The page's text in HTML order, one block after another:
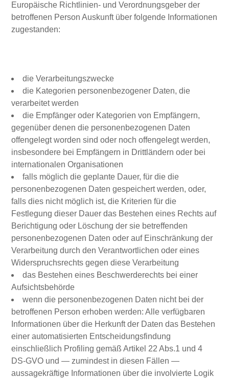
Europäische Richtlinien- und Verordnungsgeber der
betroffenen Person Auskunft über folgende Informationen
zugestanden:
die Verarbeitungszwecke
die Kategorien personenbezogener Daten, die
verarbeitet werden
die Empfänger oder Kategorien von Empfängern,
gegenüber denen die personenbezogenen Daten
offengelegt worden sind oder noch offengelegt werden,
insbesondere bei Empfängern in Drittländern oder bei
internationalen Organisationen
falls möglich die geplante Dauer, für die die
personenbezogenen Daten gespeichert werden, oder,
falls dies nicht möglich ist, die Kriterien für die
Festlegung dieser Dauer das Bestehen eines Rechts auf
Berichtigung oder Löschung der sie betreffenden
personenbezogenen Daten oder auf Einschränkung der
Verarbeitung durch den Verantwortlichen oder eines
Widerspruchsrechts gegen diese Verarbeitung
das Bestehen eines Beschwerderechts bei einer
Aufsichtsbehörde
wenn die personenbezogenen Daten nicht bei der
betroffenen Person erhoben werden: Alle verfügbaren
Informationen über die Herkunft der Daten das Bestehen
einer automatisierten Entscheidungsfindung
einschließlich Profiling gemäß Artikel 22 Abs.1 und 4
DS-GVO und — zumindest in diesen Fällen —
aussagekräftige Informationen über die involvierte Logik